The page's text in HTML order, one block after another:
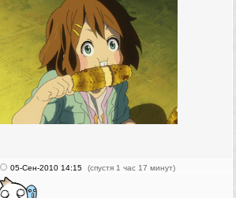
05-Сен-2010 14:15 (спустя 1 час 17 минут)